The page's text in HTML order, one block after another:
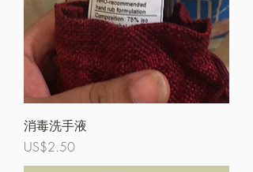
消毒洗手液
價格
US$2.50